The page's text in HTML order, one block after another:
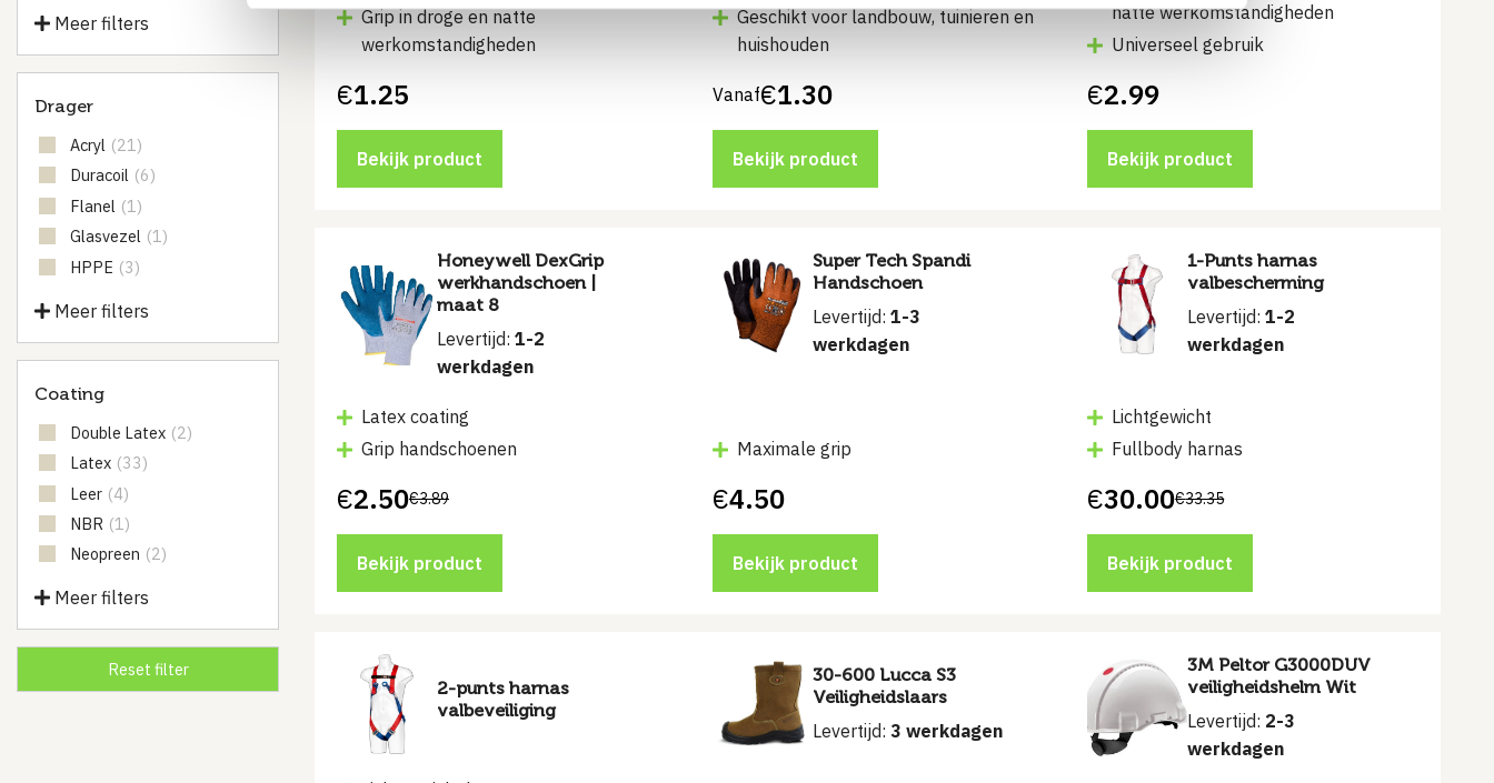
Meer filters
Drager
Acryl (21)
Duracoil (6)
Flanel (1)
Glasvezel (1)
HPPE (3)
Meer filters
Coating
Double Latex (2)
Latex (33)
Leer (4)
NBR (1)
Neopreen (2)
Meer filters
Grip in droge en natte
werkomstandigheden
€1.25
Bekijk product
Geschikt voor landbouw, tuinieren en
huishouden
Vanaf€1.30
Bekijk product
natte werkomstandigheden
Universeel gebruik
€2.99
Bekijk product
Honeywell DexGrip
werkhandschoen |
maat 8
Levertijd: 1-2
werkdagen
Latex coating
Grip handschoenen
€3.89
Oorspronkelijke
was:
€3.89.
€2.50
Huidige
is:
€2.50.
Bekijk product
Super Tech Spandi
Handschoen
Levertijd: 1-3
werkdagen
Maximale grip
€4.50
Bekijk product
1-Punts harnas
valbescherming
Levertijd:1-2
werkdagen
Lichtgewicht
Fullbody harnas
€33.35
Oorspronkelijke
was:
€33.35.
€30.00
Huidige
is:
€30.00.
Bekijk product
2-punts harnas
valbeveiliging
30-600 Lucca S3
Veiligheidslaars
Levertijd: 3 werkdagen
3M Peltor G3000DUV
veiligheidshelm Wit
Levertijd: 2-3
werkdagen